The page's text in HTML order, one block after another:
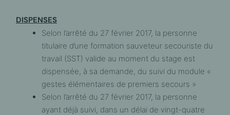
DISPENSES
Selon l’arrêté du 27 février 2017, la personne
titulaire d’une formation sauveteur secouriste du
travail (SST) valide au moment du stage est
dispensée, à sa demande, du suivi du module «
gestes élémentaires de premiers secours »
Selon l’arrêté du 27 février 2017, la personne
ayant déjà suivi, dans un délai de vingt-quatre